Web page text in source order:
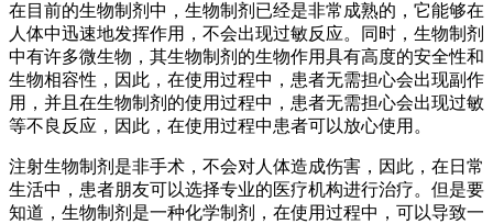
在目前的生物制剂中，生物制剂已经是非常成熟的，它能够在
人体中迅速地发挥作用，不会出现过敏反应。同时，生物制剂
中有许多微生物，其生物制剂的生物作用具有高度的安全性和
生物相容性，因此，在使用过程中，患者无需担心会出现副作
用，并且在生物制剂的使用过程中，患者无需担心会出现过敏
等不良反应，因此，在使用过程中患者可以放心使用。
注射生物制剂是非手术，不会对人体造成伤害，因此，在日常
生活中，患者朋友可以选择专业的医疗机构进行治疗。但是要
知道，生物制剂是一种化学制剂，在使用过程中，可以导致一